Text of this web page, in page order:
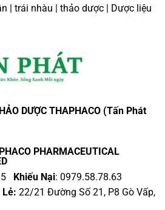
| trái nhàu | thảo dược | Dược liệu
DƯỢC THAPHACO (Tấn Phát
PHARMACEUTICAL
Khiếu Nại: 0979.58.78.63
Lẻ: 22/21 Đường Số 21, P8 Gò Vấp,